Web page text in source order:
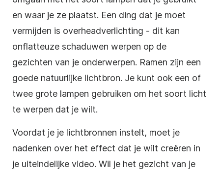
en waar je ze plaatst. Een ding dat je moet
vermijden is overheadverlichting - dit kan
onflatteuze schaduwen werpen op de
gezichten van je onderwerpen. Ramen zijn een
goede natuurlijke lichtbron. Je kunt ook een of
twee grote lampen gebruiken om het soort licht
te werpen dat je wilt.
Voordat je je lichtbronnen instelt, moet je
nadenken over het effect dat je wilt creëren in
je uiteindelijke video. Wil je het gezicht van je